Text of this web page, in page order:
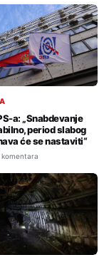
a: „Snabdevanje
period slabog
će se nastaviti“
komentara